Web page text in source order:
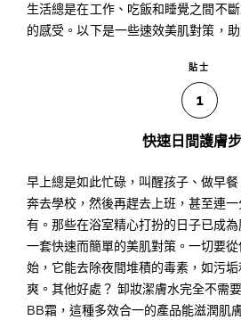
生活總是在工作、吃飯和睡覺之間不
的感受。以下是一些速效美肌對策，助
貼士
1
快速日間護膚
早上總是如此忙碌，叫醒孩子、做早
奔去學校，然後再趕去上班，甚至連
有。那些在浴室精心打扮的日子已成
一套快速而簡單的美肌對策。一切要
始，它能去除夜間堆積的毒素，如污
爽。其他好處？ 卸妝潔膚水完全不需
BB霜，這種多效合一的產品能滋潤肌